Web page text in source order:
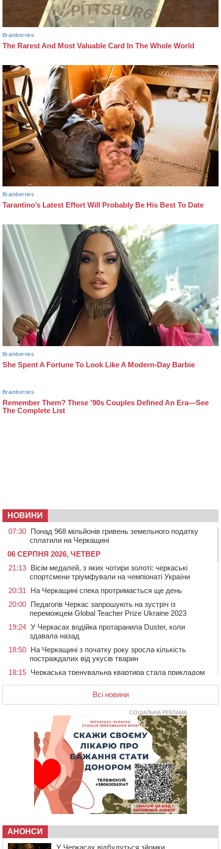
НОВИНИ
07:30 Понад 968 мільйонів гривень земельного податку
сплатили на Черкащині
06 СЕРПНЯ 2026, ЧЕТВЕР
21:13 Вісім медалей, з яких чотири золоті: черкаські
спортсмени тріумфували на чемпіонаті України
20:31
На Черкащині спека протримається ще день
20:00 Педагогів Черкас запрошують на зустріч із
переможцем Global Teacher Prize Ukraine 2023
19:24 У Черкасах водійка протаранила Duster, коли
здавала назад
18:50 На Черкащині з початку року зросла кількість
постраждалих від укусів тварин
18:15 Черкаська тренувальна квартира стала прикладом
ЧНУ увійшов до 50 найпопулярніших вишів України
серед вступників
На Хімселищі у Черкасах облаштували новий
контейнерний майданчик
Без розтину грудної клітки: у Черкасах 75-річній
пацієнтці замінили аортальний клапан
У Черкаському онкоцентрі встановили сонячну
електростанцію за понад пів мільйона гривень
У Київській області прощаються з полеглим на
фронті жителем Монастирищини
У Черкасах містяни через нову скляну зупинку і
обіцяє масштабне озеленення
Всі новини
СОЦІАЛЬНА РЕКЛАМА
АНОНСИ
У Черкасах відбудуться зйомки